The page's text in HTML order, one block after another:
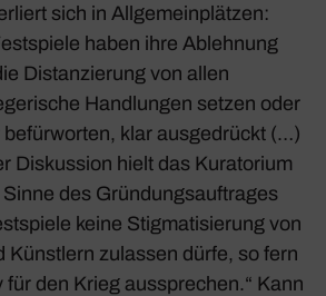
sich in Allge­mein­plätzen:
haben ihre Ableh­nung
Distan­zie­rung von allen
Hand­lungen setzen oder
klar ausge­drückt (…)
Diskus­sion hielt das Kura­to­rium
des Grün­dungs­auf­trages
keine Stig­ma­ti­sie­rung von
Künst­lern zulassen dürfe, so fern
für den Krieg ausspre­chen.“ Kann